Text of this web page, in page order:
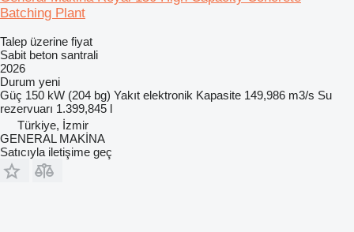
Batching Plant
Talep üzerine fiyat
Sabit beton santrali
2026
Durum yeni
Güç 150 kW (204 bg) Yakıt elektronik Kapasite 149,986 m3/s Su
rezervuarı 1.399,845 l
Türkiye, İzmir
GENERAL MAKİNA
Satıcıyla iletişime geç